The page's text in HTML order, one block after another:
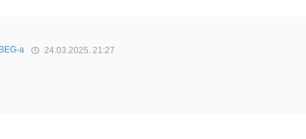
a 24.03.2025. 21:27